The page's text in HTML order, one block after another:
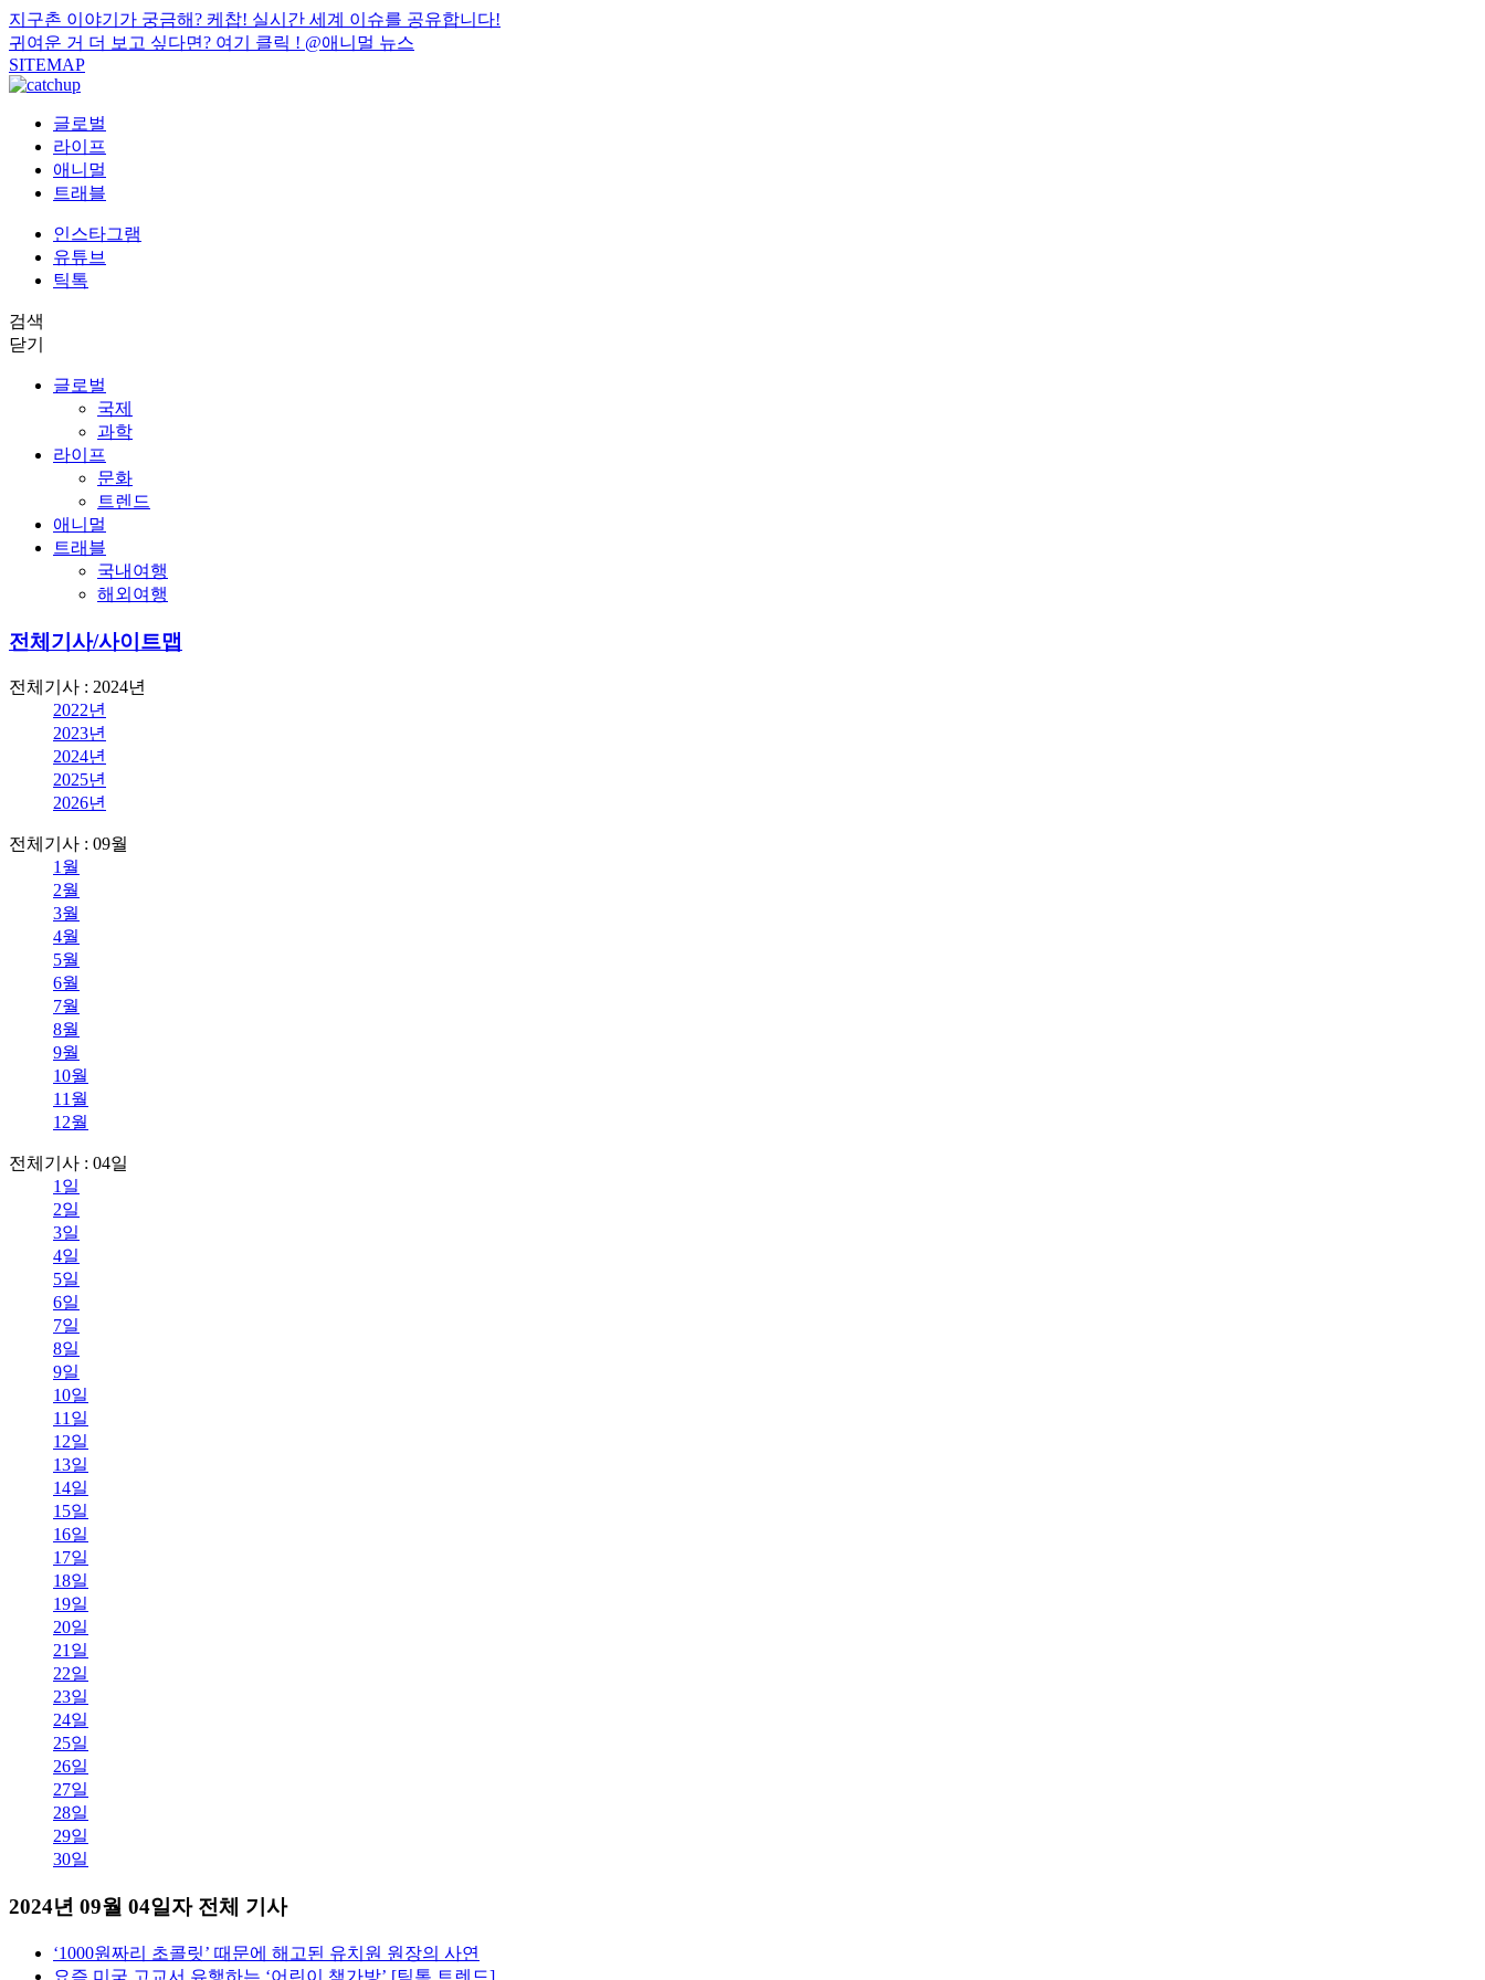
지구촌 이야기가 궁금해? 케찹! 실시간 세계 이슈를 공유합니다!
귀여운 거 더 보고 싶다면? 여기 클릭 ! @애니멀 뉴스
SITEMAP
글로벌
라이프
애니멀
트래블
인스타그램
유튜브
틱톡
검색
닫기
글로벌
국제
과학
라이프
문화
트렌드
애니멀
트래블
국내여행
해외여행
전체기사/사이트맵
전체기사 : 2024년
2022년
2023년
2024년
2025년
2026년
전체기사 : 09월
1월
2월
3월
4월
5월
6월
7월
8월
9월
10월
11월
12월
전체기사 : 04일
1일
2일
3일
4일
5일
6일
7일
8일
9일
10일
11일
12일
13일
14일
15일
16일
17일
18일
19일
20일
21일
22일
23일
24일
25일
26일
27일
28일
29일
30일
2024년 09월 04일자 전체 기사
‘1000원짜리 초콜릿’ 때문에 해고된 유치원 원장의 사연
요즘 미국 고교서 유행하는 ‘어린이 책가방’ [틱톡 트렌드]